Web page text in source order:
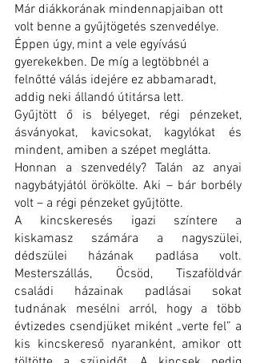
Már diákkorának mindennapjaiban ott
volt benne a gyűjtögetés szenvedélye.
Éppen úgy, mint a vele egyívású
gyerekekben. De míg a legtöbbnél a
felnőtté válás idejére ez abbamaradt,
addig neki állandó útitársa lett.
Gyűjtött ő is bélyeget, régi pénzeket,
ásványokat, kavicsokat, kagylókat és
mindent, amiben a szépet meglátta.
Honnan a szenvedély? Talán az anyai
nagybátyjától örökölte. Aki – bár borbély
volt – a régi pénzeket gyűjtötte.
A kincskeresés igazi színtere a
kiskamasz számára a nagyszülei,
dédszülei házának padlása volt.
Mesterszállás, Öcsöd, Tiszaföldvár
családi házainak padlásai sokat
tudnának mesélni arról, hogy a több
évtizedes csendjüket miként „verte fel” a
kis kincskereső nyaranként, amikor ott